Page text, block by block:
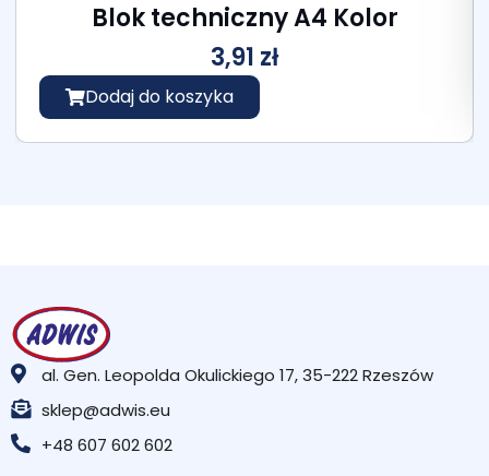
Blok techniczny A4 Kolor
3,91 zł
Dodaj do koszyka
al. Gen. Leopolda Okulickiego 17, 35-222 Rzeszów
sklep@adwis.eu
+48 607 602 602